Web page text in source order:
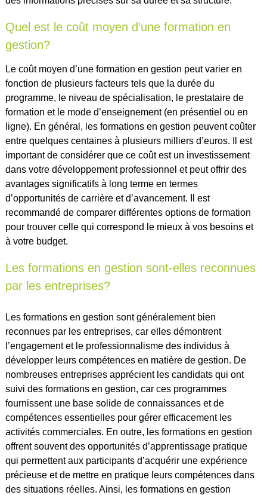
Quel est le coût moyen d’une formation en
gestion?
Le coût moyen d’une formation en gestion peut varier en
fonction de plusieurs facteurs tels que la durée du
programme, le niveau de spécialisation, le prestataire de
formation et le mode d’enseignement (en présentiel ou en
ligne). En général, les formations en gestion peuvent coûter
entre quelques centaines à plusieurs milliers d’euros. Il est
important de considérer que ce coût est un investissement
dans votre développement professionnel et peut offrir des
avantages significatifs à long terme en termes
d’opportunités de carrière et d’avancement. Il est
recommandé de comparer différentes options de formation
pour trouver celle qui correspond le mieux à vos besoins et
à votre budget.
Les formations en gestion sont-elles reconnues
par les entreprises?
Les formations en gestion sont généralement bien
reconnues par les entreprises, car elles démontrent
l’engagement et le professionnalisme des individus à
développer leurs compétences en matière de gestion. De
nombreuses entreprises apprécient les candidats qui ont
suivi des formations en gestion, car ces programmes
fournissent une base solide de connaissances et de
compétences essentielles pour gérer efficacement les
activités commerciales. En outre, les formations en gestion
offrent souvent des opportunités d’apprentissage pratique
qui permettent aux participants d’acquérir une expérience
précieuse et de mettre en pratique leurs compétences dans
des situations réelles. Ainsi, les formations en gestion